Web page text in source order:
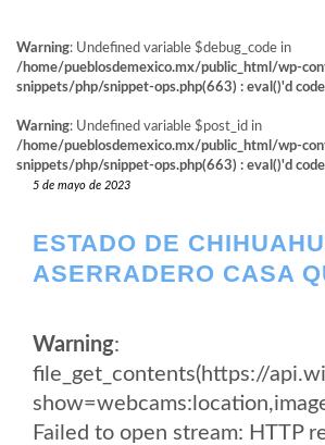
Warning: Undefined variable $debug_code in
/home/pueblosdemexico.mx/public_html/wp-
snippets/php/snippet-ops.php(663) : eval()'d code
Warning: Undefined variable $post_id in
/home/pueblosdemexico.mx/public_html/wp-
snippets/php/snippet-ops.php(663) : eval()'d code
5 de mayo de 2023
ESTADO DE
ASERRADERO CASA
Warning:
file_get_contents(https://
Failed to open stream: HTTP